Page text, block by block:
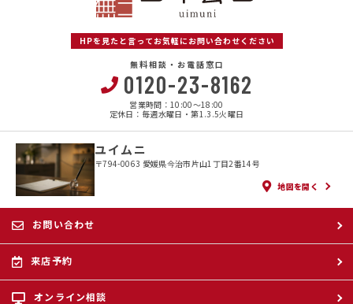
HPを見たと言ってお気軽にお問い合わせください
無料相談・お電話窓口
0120-23-8162
営業時間：10:00〜18:00
定休日：毎週水曜日・第1.3.5火曜日
ユイムニ
〒794-0063 愛媛県今治市片山1丁目2番14号
地図を開く
お問い合わせ
来店予約
オンライン相談